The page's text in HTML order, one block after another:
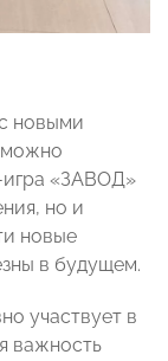
новыми
можно
игра «ЗАВОД»
но и
новые
в будущем.
участвует в
важность